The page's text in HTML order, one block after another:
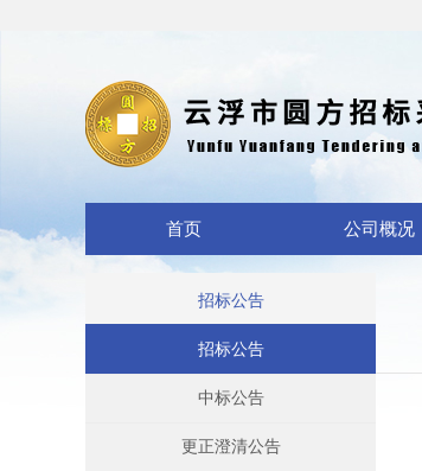
首页 公司概况
招标公告
招标公告
中标公告
更正澄清公告